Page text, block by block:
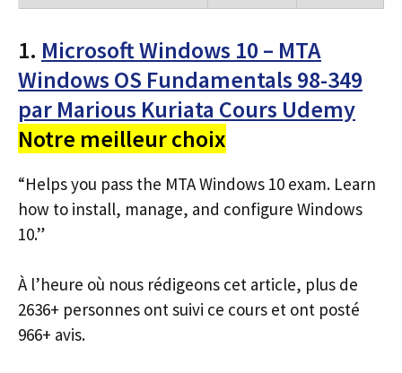
1. Microsoft Windows 10 – MTA
Windows OS Fundamentals 98-349
par Marious Kuriata Cours Udemy
Notre meilleur choix
“Helps you pass the MTA Windows 10 exam. Learn
how to install, manage, and configure Windows
10.”
À l’heure où nous rédigeons cet article, plus de
2636+ personnes ont suivi ce cours et ont posté
966+ avis.